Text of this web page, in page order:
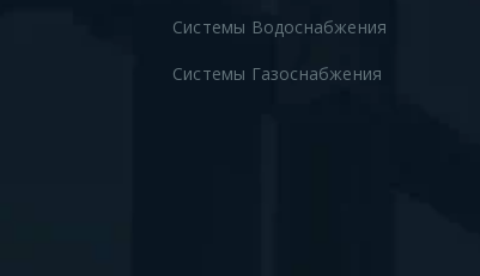
Системы Водоснабжения
Системы Газоснабжения